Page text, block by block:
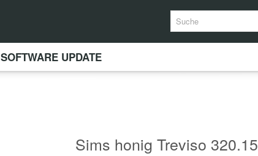
SOFTWARE UPDATE
Sims honig Treviso 320.15